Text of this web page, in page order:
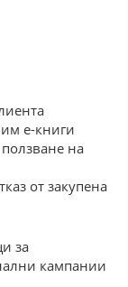
е-книги
на
от закупена
за
кампании